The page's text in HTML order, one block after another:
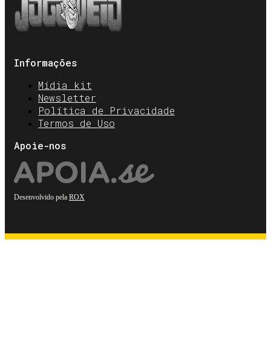
Informações
Mídia kit
Newsletter
Política de Privacidade
Termos de Uso
Apoie-nos
Desenvolvido pela ROX